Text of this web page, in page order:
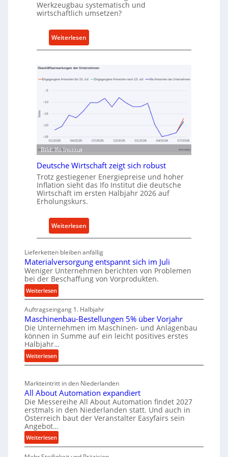
A
k
a
I
i
e
-
r
s
t
z
t
i
l
e
n
n
Werkzeugbau systematisch und
wirtschaftlich umsetzen?
Weiterlesen:
M
t
h
d
e
ü
r
n
a
c
h
a
l
t
i
g
e
W
z
e
a
u
p
r
o
s
Bild: Ifo Institut
Deutsche Wirtschaft zeigt sich robust
Trotz gestiegener Energiepreise und hoher
Inflation sieht das Ifo Institut die deutsche
Wirtschaft im ersten Halbjahr 2026 auf
Erholungskurs.
Weiterlesen:
D
u
t
s
h
e
W
s
h
a
f
t
i
Lieferketten bleiben anfällig
Materialversorgung entspannt sich im Juli
Weniger Unternehmen berichten von Problemen
bei der Beschaffung von Vorprodukten.
Weiterlesen:
M
a
t
e
r
i
a
l
e
r
s
o
g
u
n
Auftragseingang 1. Halbjahr
Maschinenbau-Bestellungen 5% über Vorjahr
Die Unternehmen im Maschinen- und Anlagenbau
können in Summe auf ein leicht positives erstes
Halbjahr…
Weiterlesen:
M
s
c
h
i
n
e
n
Markteintritt in den Niederlanden
All About Automation expandiert
Die Messereihe All About Automation findet 2027
erstmals in den Niederlanden statt. Und auch in
Österreich baut der Veranstalter Easyfairs sein
Angebot…
Weiterlesen:
A